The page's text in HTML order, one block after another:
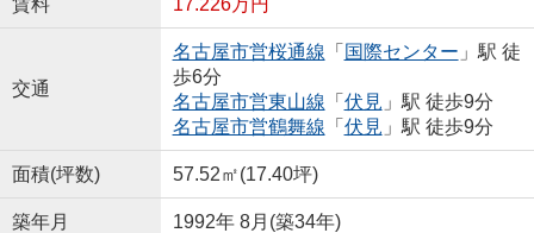
賃料 17.226万円
交通
名古屋市営桜通線 「 国際センター 」駅 徒
歩6分
名古屋市営東山線 「 伏見 」駅 徒歩9分
名古屋市営鶴舞線 「 伏見 」駅 徒歩9分
面積(坪数) 57.52㎡(17.40坪)
築年月 1992年 8月(築34年)